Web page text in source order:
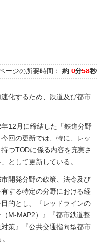
ージの所要時間： 約 0分58秒
化するため、鉄道及び都市
12月に締結した「鉄道分野
回の更新では、特に、レッ
つTODに係る内容を充実さ
として更新している。
開発分野の政策、法令及び
する特定の分野における経
的とし、『レッドラインの
M-MAP2）』『都市鉄道整
策』『公共交通指向型都市